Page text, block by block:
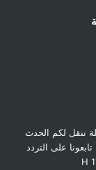
ننقل لكم الحدث
على التردد